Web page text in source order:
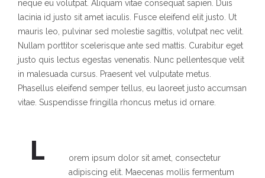
neque eu volutpat. Aliquam vitae consequat sapien. Duis
lacinia id justo sit amet iaculis. Fusce eleifend elit justo. Ut
mauris leo, pulvinar sed molestie sagittis, volutpat nec velit.
Nullam porttitor scelerisque ante sed mattis. Curabitur eget
justo quis lectus egestas venenatis. Nunc pellentesque velit
in malesuada cursus. Praesent vel vulputate metus.
Phasellus eleifend semper tellus, eu laoreet justo accumsan
vitae. Suspendisse fringilla rhoncus metus id ornare.
L
orem ipsum dolor sit amet, consectetur
adipiscing elit. Maecenas mollis fermentum